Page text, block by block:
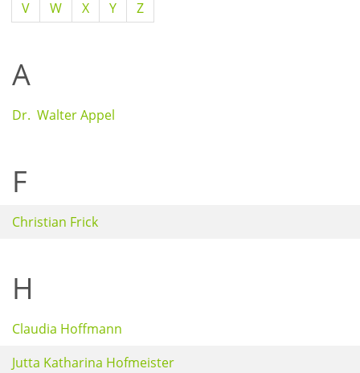
V
W X Y Z
A
Dr. Walter Appel
F
Christian Frick
H
Claudia Hoffmann
Jutta Katharina Hofmeister